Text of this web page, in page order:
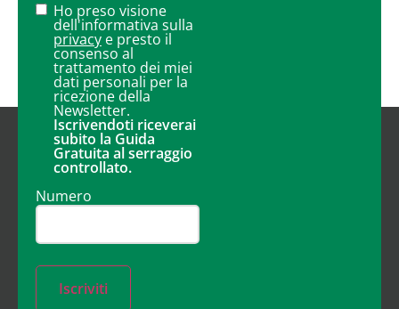
Ho preso visione
dell'informativa sulla
privacy e presto il
consenso al
trattamento dei miei
dati personali per la
ricezione della
Newsletter.
Iscrivendoti riceverai
subito la Guida
Gratuita al serraggio
controllato.
Numero
Iscriviti